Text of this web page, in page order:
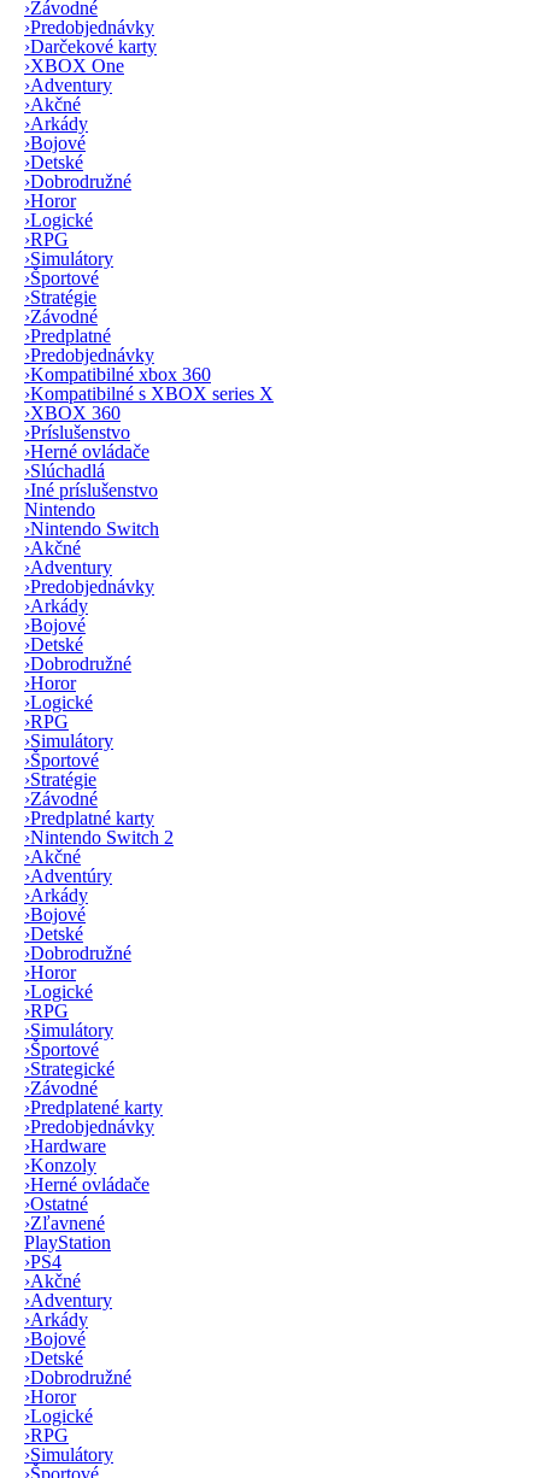
›Závodné
›Predobjednávky
›Darčekové karty
›XBOX One
›Adventury
›Akčné
›Arkády
›Bojové
›Detské
›Dobrodružné
›Horor
›Logické
›RPG
›Simulátory
›Športové
›Stratégie
›Závodné
›Predplatné
›Predobjednávky
›Kompatibilné xbox 360
›Kompatibilné s XBOX series X
›XBOX 360
›Príslušenstvo
›Herné ovládače
›Slúchadlá
›Iné príslušenstvo
Nintendo
›Nintendo Switch
›Akčné
›Adventury
›Predobjednávky
›Arkády
›Bojové
›Detské
›Dobrodružné
›Horor
›Logické
›RPG
›Simulátory
›Športové
›Stratégie
›Závodné
›Predplatné karty
›Nintendo Switch 2
›Akčné
›Adventúry
›Arkády
›Bojové
›Detské
›Dobrodružné
›Horor
›Logické
›RPG
›Simulátory
›Športové
›Strategické
›Závodné
›Predplatené karty
›Predobjednávky
›Hardware
›Konzoly
›Herné ovládače
›Ostatné
›Zľavnené
PlayStation
›PS4
›Akčné
›Adventury
›Arkády
›Bojové
›Detské
›Dobrodružné
›Horor
›Logické
›RPG
›Simulátory
›Športové